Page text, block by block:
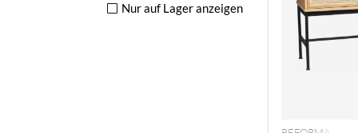
Nur auf Lager anzeigen